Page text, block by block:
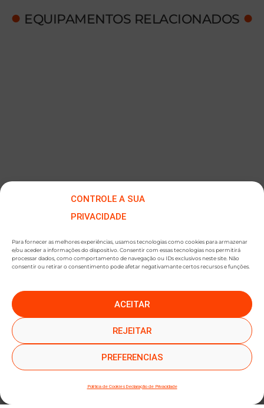
CONTROLE A SUA
PRIVACIDADE
Para fornecer as melhores experiências, usamos tecnologias como cookies para armazenar
e/ou aceder a informações do dispositivo. Consentir com essas tecnologias nos permitirá
processar dados, como comportamento de navegação ou IDs exclusivos neste site. Não
consentir ou retirar o consentimento pode afetar negativamante certos recursos e funções.
ACEITAR
REJEITAR
PREFERENCIAS
Política de Cookies Declaração de Privacidade
● EQUIPAMENTOS RELACIONADOS ●
●SUBSCREVER NEWSLETTER●